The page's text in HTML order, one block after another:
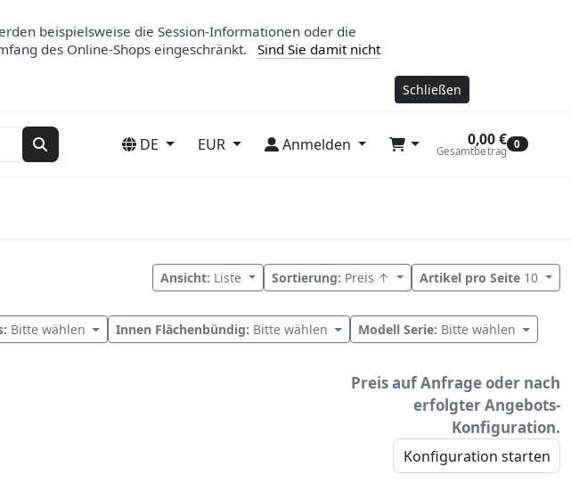
beispielsweise die Session-Informationen oder die
des Online-Shops eingeschränkt.
Sind Sie damit nicht
Schließen
Suchen
DE EUR Anmelden 0,00 €
Gesamtbetrag 0
Ansicht: Liste Sortierung: Preis ↑ Artikel pro Seite 10
Bitte wählen Innen Flächenbündig: Bitte wählen Modell Serie: Bitte wählen
Preis auf Anfrage oder nach
erfolgter Angebots-
Konfiguration.
Konfiguration starten